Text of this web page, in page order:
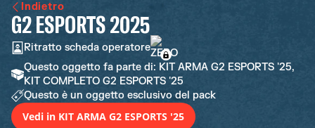
Indietro
G2 ESPORTS 2025
Ritratto scheda operatore
Questo oggetto fa parte di: KIT ARMA G2 ESPORTS '25,
KIT COMPLETO G2 ESPORTS '25
Questo è un oggetto esclusivo del pack
Vedi in KIT ARMA G2 ESPORTS '25